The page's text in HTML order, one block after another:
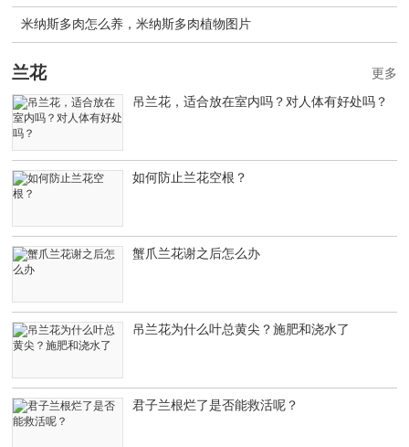
米纳斯多肉怎么养，米纳斯多肉植物图片
兰花
吊兰花，适合放在室内吗？对人体有好处吗？
如何防止兰花空根？
蟹爪兰花谢之后怎么办
吊兰花为什么叶总黄尖？施肥和浇水了
君子兰根烂了是否能救活呢？
更多